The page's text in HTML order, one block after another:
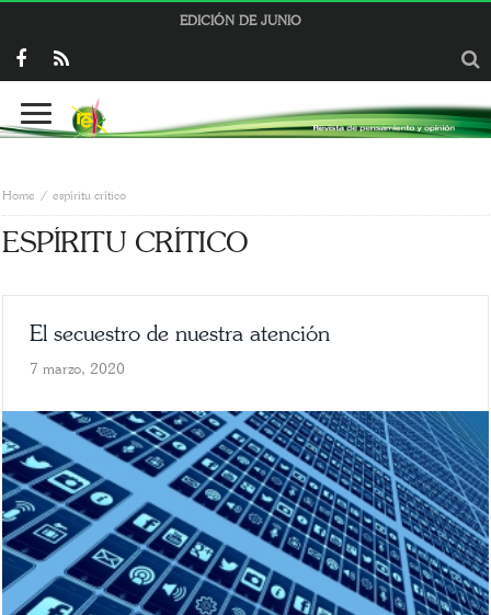
EDICIÓN DE JUNIO
Home espíritu crítico
ESPÍRITU CRÍTICO
El secuestro de nuestra atención
7 marzo, 2020